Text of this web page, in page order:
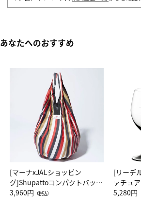
あなたへのおすすめ
[マーナxJALショッピン
グ]Shupattoコンパクトバッグ
Drop JAL客室乗務員（LC）ス
3,960円 （税込）
[リーデ
ァチュ
ト（レッ
5,280円